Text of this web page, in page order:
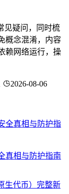
见疑问，同时梳
概念混淆，内容
赖网络运行，操
2026-08-06
真相与防护指南